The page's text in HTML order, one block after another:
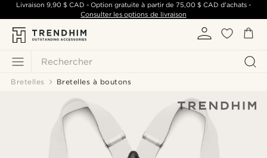
Rechercher
Livraison 9,90 $ CAD - Option gratuite à partir de 75,00 $ CAD d'achats -
Consulter les options de livraison
Bretelles Bretelles à boutons